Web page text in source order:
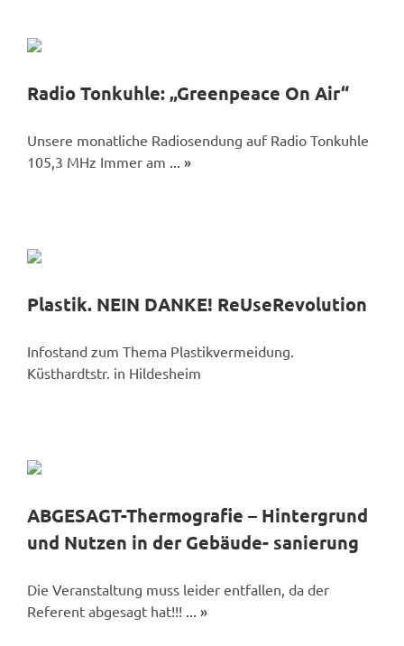
Radio Tonkuhle: „Greenpeace On Air“
Unsere monatliche Radiosendung auf Radio Tonkuhle
105,3 MHz Immer am ... »
Plastik. NEIN DANKE! ReUseRevolution
Infostand zum Thema Plastikvermeidung.
Küsthardtstr. in Hildesheim
ABGESAGT-Thermografie – Hintergrund
und Nutzen in der Gebäude- sanierung
Die Veranstaltung muss leider entfallen, da der
Referent abgesagt hat!!! ... »